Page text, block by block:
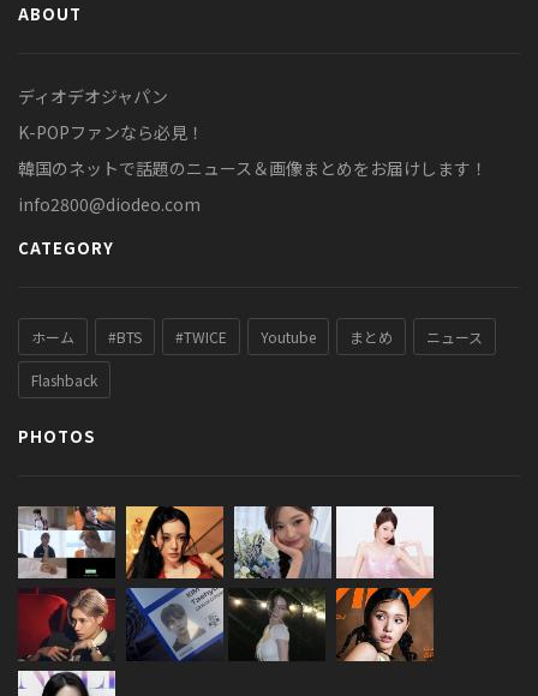
ABOUT
ディオデオジャパン
K-POPファンなら必見！
韓国のネットで話題のニュース＆画像まとめをお届けします！
info2800@diodeo.com
CATEGORY
ホーム #BTS #TWICE Youtube まとめ ニュース
Flashback
PHOTOS